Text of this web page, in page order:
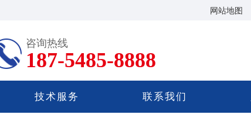
网站地图
咨询热线
187-5485-8888
技术服务 联系我们